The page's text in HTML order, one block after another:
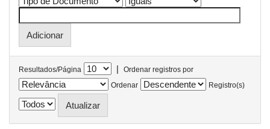
Resultados/Página |
Ordenar registros por
Ordenar
Registro(s)